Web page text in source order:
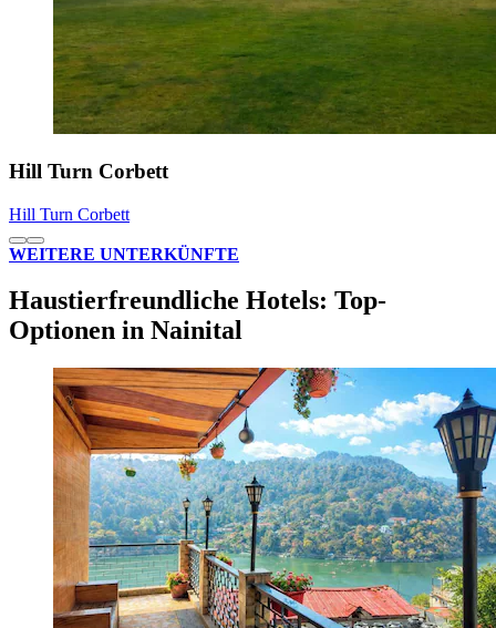
Hill Turn Corbett
Hill Turn Corbett
WEITERE UNTERKÜNFTE
Haustierfreundliche Hotels: Top-
Optionen in Nainital